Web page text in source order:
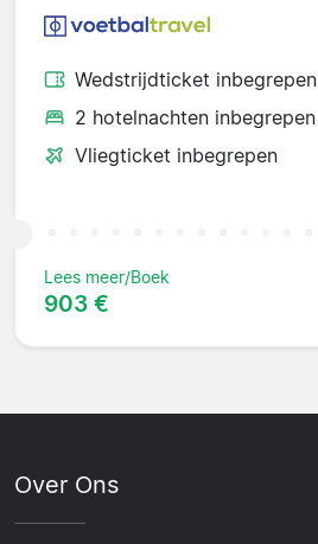
Wedstrijdticket inbegrepen
2 hotelnachten inbegrepen
Vliegticket inbegrepen
Lees meer/Boek
903 €
Over Ons